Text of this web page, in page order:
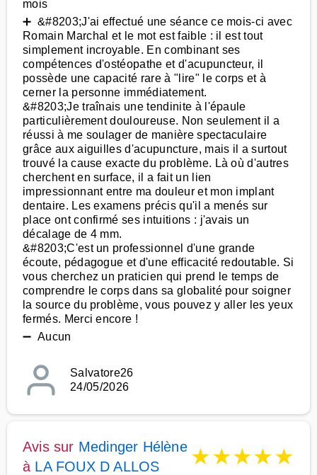
mois
➕ &#8203;J'ai effectué une séance ce mois-ci avec
Romain Marchal et le mot est faible : il est tout
simplement incroyable. En combinant ses
compétences d'ostéopathe et d'acupuncteur, il
possède une capacité rare à "lire" le corps et à
cerner la personne immédiatement.
&#8203;Je traînais une tendinite à l'épaule
particulièrement douloureuse. Non seulement il a
réussi à me soulager de manière spectaculaire
grâce aux aiguilles d'acupuncture, mais il a surtout
trouvé la cause exacte du problème. Là où d'autres
cherchent en surface, il a fait un lien
impressionnant entre ma douleur et mon implant
dentaire. Les examens précis qu'il a menés sur
place ont confirmé ses intuitions : j'avais un
décalage de 4 mm.
&#8203;C'est un professionnel d'une grande
écoute, pédagogue et d'une efficacité redoutable. Si
vous cherchez un praticien qui prend le temps de
comprendre le corps dans sa globalité pour soigner
la source du problème, vous pouvez y aller les yeux
fermés. Merci encore !
➖ Aucun
Salvatore26
24/05/2026
Avis sur Medinger Hélène
à LA FOUX D ALLOS ★★★★★